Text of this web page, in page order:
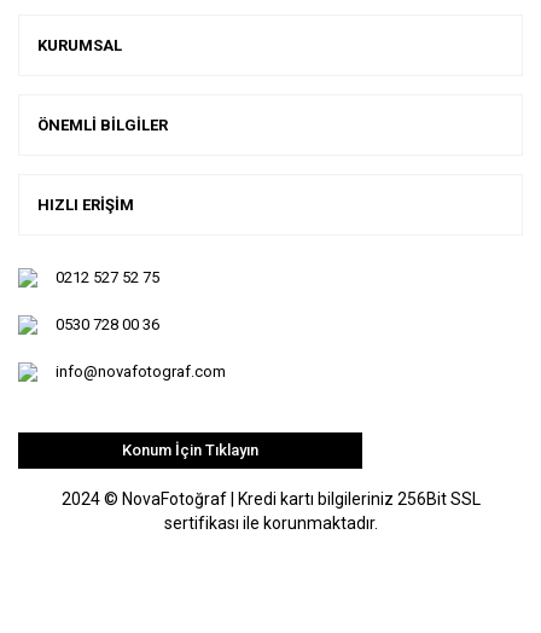
KURUMSAL
ÖNEMLİ BİLGİLER
HIZLI ERİŞİM
0212 527 52 75
0530 728 00 36
info@novafotograf.com
Konum İçin Tıklayın
2024 © NovaFotoğraf | Kredi kartı bilgileriniz 256Bit SSL
sertifikası ile korunmaktadır.